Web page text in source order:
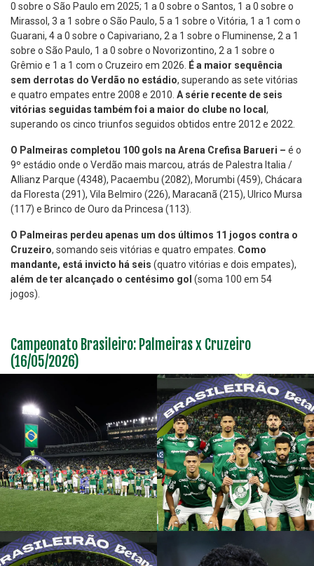
0 sobre o São Paulo em 2025; 1 a 0 sobre o Santos, 1 a 0 sobre o
Mirassol, 3 a 1 sobre o São Paulo, 5 a 1 sobre o Vitória, 1 a 1 com o
Guarani, 4 a 0 sobre o Capivariano, 2 a 1 sobre o Fluminense, 2 a 1
sobre o São Paulo, 1 a 0 sobre o Novorizontino, 2 a 1 sobre o
Grêmio e 1 a 1 com o Cruzeiro em 2026.
É a maior sequência
sem derrotas do Verdão no estádio, superando as sete vitórias
e quatro empates entre 2008 e 2010. A série recente de seis
vitórias seguidas também foi a maior do clube no local ,
superando os cinco triunfos seguidos obtidos entre 2012 e 2022.
O Palmeiras completou 100 gols na Arena Crefisa Barueri – é o
9º estádio onde o Verdão mais marcou, atrás de Palestra Italia /
Allianz Parque (4348), Pacaembu (2082), Morumbi (459), Chácara
da Floresta (291), Vila Belmiro (226), Maracanã (215), Ulrico Mursa
(117) e Brinco de Ouro da Princesa (113).
O Palmeiras perdeu apenas um dos últimos 11 jogos contra o
Cruzeiro, somando seis vitórias e quatro empates. Como
mandante, está invicto há seis (quatro vitórias e dois empates),
além de ter alcançado o centésimo gol (soma 100 em 54
jogos).
Campeonato Brasileiro: Palmeiras x Cruzeiro
(16/05/2026)